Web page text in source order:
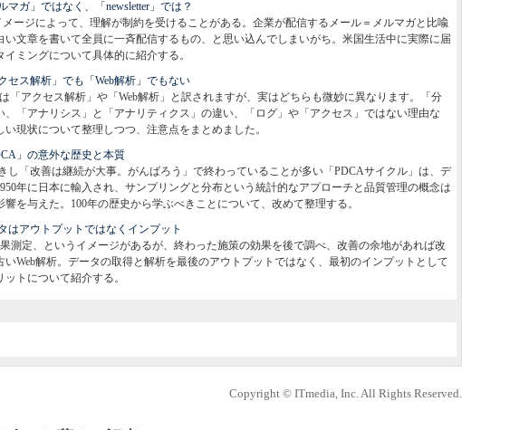
ガ」ではなく、「newsletter」では？
ージによって、理解が制約を受けることがある。企業が配信するメール＝メルマガと比喩
い文章を書いて全員に一斉配信するもの、と思い込んでしまいがち。米国生活中に実際に届
ミングについて具体的に紹介する。
ス解析」でも「Web解析」でもない
は「アクセス解析」や「Web解析」と訳されますが、実はどちらも微妙に異なります。「分
、「アナリシス」と「アナリティクス」の違い、「ログ」や「アクセス」ではない理由な
い現状について整理しつつ、注意点をまとめました。
」の意外な歴史と本質
し「改善は継続が大事。がんばろう」で終わっていることが多い「PDCAサイクル」は、デ
年に日本に輸入され、サンプリングと分布という統計的なアプローチと品質管理の概念は
響を与えた。100年の歴史から学ぶべきことについて、改めて整理する。
アウトプットではなくインプット
測定、というイメージがあるが、終わった施策の効果を後で調べ、改善の余地があれば改
いWeb解析。データの取得と解析を最後のアウトプットではなく、最初のインプットとして
トについて紹介する。
Copyright © ITmedia, Inc. All Rights Reserved.